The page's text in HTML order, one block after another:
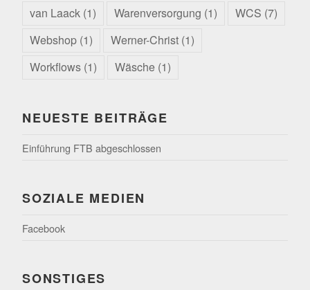
van Laack (1) Warenversorgung (1) WCS (7)
Webshop (1) Werner-Christ (1)
Workflows (1) Wäsche (1)
NEUESTE BEITRÄGE
Einführung FTB abgeschlossen
SOZIALE MEDIEN
Facebook
SONSTIGES